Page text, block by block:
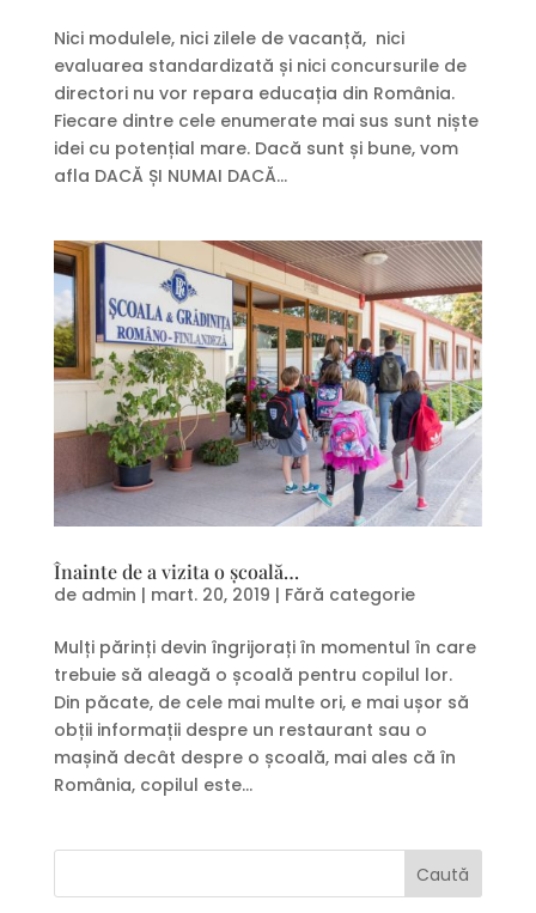
Nici modulele, nici zilele de vacanță, nici
evaluarea standardizată și nici concursurile de
directori nu vor repara educația din România.
Fiecare dintre cele enumerate mai sus sunt niște
idei cu potențial mare. Dacă sunt și bune, vom
afla DACĂ ȘI NUMAI DACĂ...
Înainte de a vizita o școală…
de admin | mart. 20, 2019 | Fără categorie
Mulți părinți devin îngrijorați în momentul în care
trebuie să aleagă o școală pentru copilul lor.
Din păcate, de cele mai multe ori, e mai ușor să
obții informații despre un restaurant sau o
mașină decât despre o școală, mai ales că în
România, copilul este...